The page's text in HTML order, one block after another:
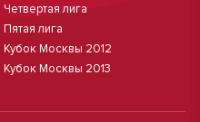
Четвертая лига
Пятая лига
Кубок Москвы 2012
Кубок Москвы 2013